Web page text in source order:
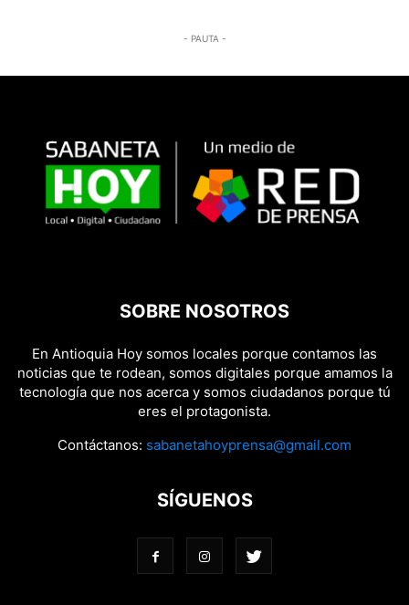
- PAUTA -
SOBRE NOSOTROS
En Antioquia Hoy somos locales porque contamos las
noticias que te rodean, somos digitales porque amamos la
tecnología que nos acerca y somos ciudadanos porque tú
eres el protagonista.
Contáctanos: sabanetahoyprensa@gmail.com
SÍGUENOS